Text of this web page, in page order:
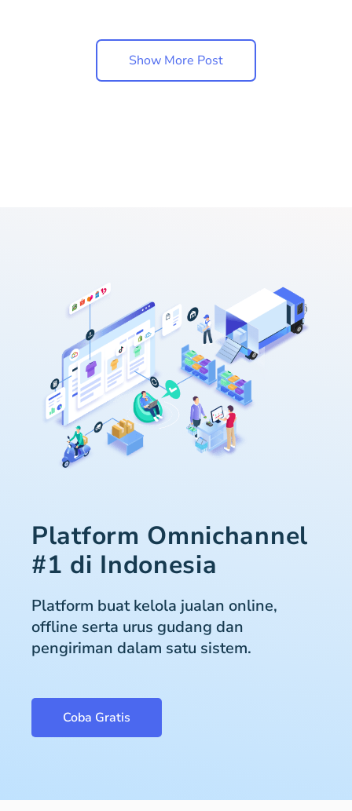
Show More Post
Platform Omnichannel
#1 di Indonesia
Platform buat kelola jualan online,
offline serta urus gudang dan
pengiriman dalam satu sistem.
Coba Gratis